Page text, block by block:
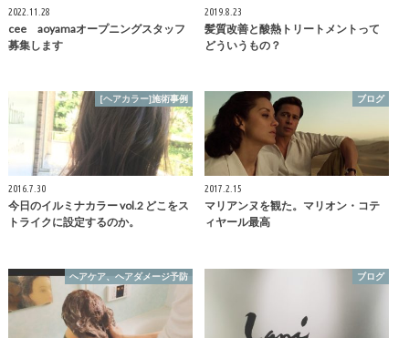
2022.11.28
cee aoyamaオープニングスタッフ
募集します
2019.8.23
髪質改善と酸熱トリートメントって
どういうもの？
[ヘアカラー]施術事例
2016.7.30
今日のイルミナカラー vol.2 どこをス
トライクに設定するのか。
ブログ
2017.2.15
マリアンヌを観た。マリオン・コテ
ィヤール最高
ヘアケア、ヘアダメージ予防 ブログ